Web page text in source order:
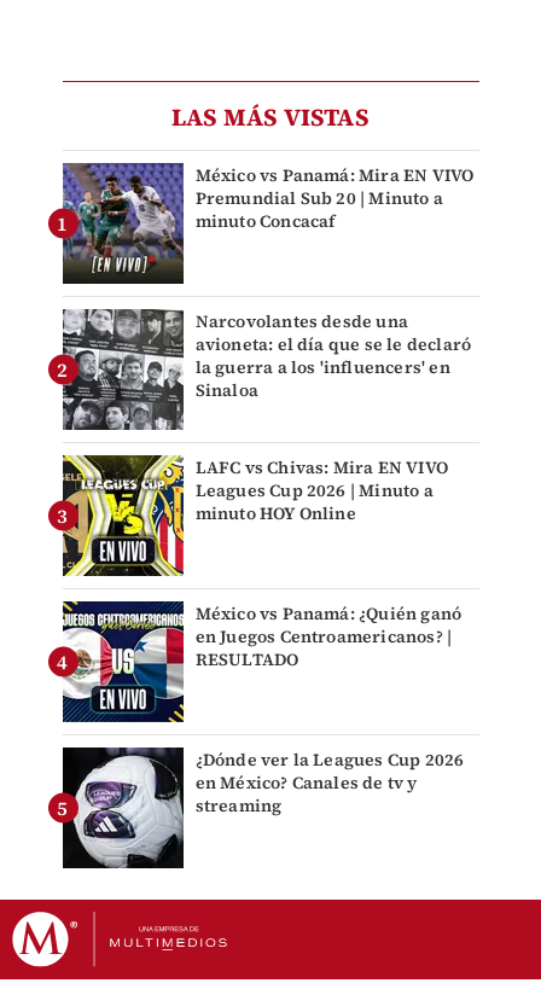
LAS MÁS VISTAS
México vs Panamá: Mira EN VIVO
Premundial Sub 20 | Minuto a
minuto Concacaf
Narcovolantes desde una
avioneta: el día que se le declaró
la guerra a los 'influencers' en
Sinaloa
LAFC vs Chivas: Mira EN VIVO
Leagues Cup 2026 | Minuto a
minuto HOY Online
México vs Panamá: ¿Quién ganó
en Juegos Centroamericanos? |
RESULTADO
¿Dónde ver la Leagues Cup 2026
en México? Canales de tv y
streaming